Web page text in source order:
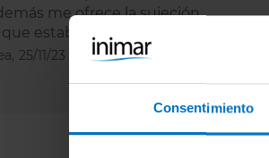
Consentimiento
me ofrece la sujeción
que estaba acostumbrada.
25/11/23